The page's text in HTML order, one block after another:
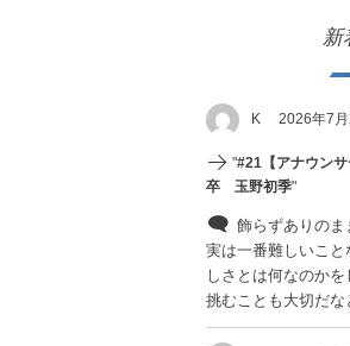
新
K 2026年7
"#21【アナウン
卒 玉野初季"
飾らずありのま
実は一番難しいこ
しさとは何なのか
挑むことも大切だな